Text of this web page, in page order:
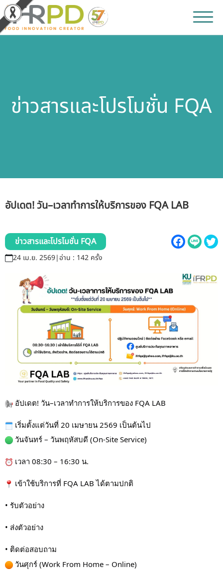
ผลิตภัณฑ์และจำหน่าย
เกี่ยวกับสถาบัน
บุคลากรสถาบัน
ระบบสารสนเทศ (ใน)
ติดต่อเรา
สายตรงผู้บริหาร
ข่าวสารและโปรโมชั่น FQA
อัปเดต! วัน–เวลาทำการให้บริการของ FQA LAB
ข่าวสารและโปรโมชั่น FQA
24 เม.ย. 2569|อ่าน : 142 ครั้ง
อัปเดต! วัน–เวลาทำการให้บริการของ FQA LAB
เริ่มตั้งแต่วันที่ 20 เมษายน 2569 เป็นต้นไป
วันจันทร์ – วันพฤหัสบดี (On-Site Service)
เวลา 08:30 – 16:30 น.
เข้าใช้บริการที่ FQA LAB ได้ตามปกติ
• รับตัวอย่าง
• ส่งตัวอย่าง
• ติดต่อสอบถาม
วันศุกร์ (Work From Home – Online)